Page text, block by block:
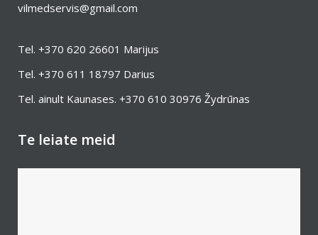
vilmedservis@gmail.com
Tel. +370 620 26601 Marijus
Tel. +370 611 18797 Darius
Tel. ainult Kaunases. +370 610 30976 Žydrūnas
Te leiate meid